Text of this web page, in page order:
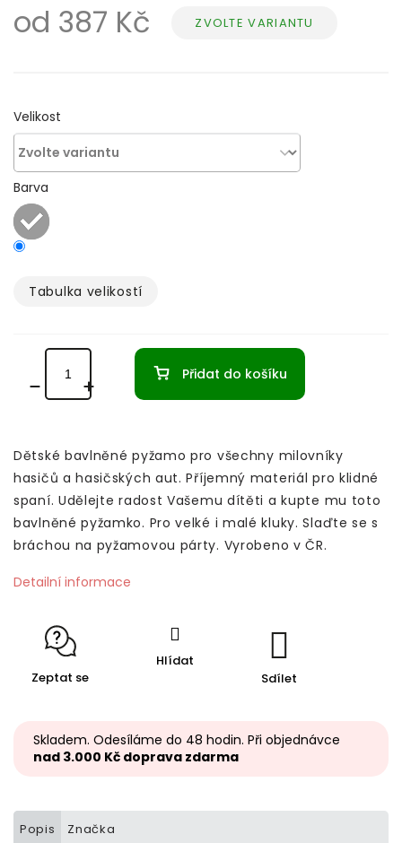
od 387 Kč Měrná
ZVOLTE VARIANTU
Velikost
Barva
Tabulka velikostí­
Přidat do košíku
Dětské bavlněné pyžamo pro všechny milovníky
hasičů a hasičských aut. Příjemný materiál pro klidné
spaní. Udělejte radost Vašemu dítěti a kupte mu toto
bavlněné pyžamko. Pro velké i malé kluky. Slaďte se s
bráchou na pyžamovou párty. Vyrobeno v ČR.
Detailní informace
Zeptat se
Hlídat
Sdílet
Skladem. Odesíláme do 48 hodin. Při objednávce
nad 3.000 Kč doprava zdarma
Popis Značka